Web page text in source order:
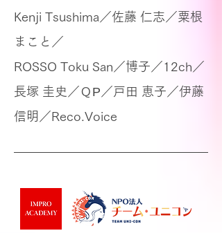
Kenji Tsushima／佐藤 仁志／粟根
まこと／
ROSSO Toku San／博子／12ch／
長塚 圭史／ ＱР／戸田 恵子／伊藤
信明／Reco.Voice